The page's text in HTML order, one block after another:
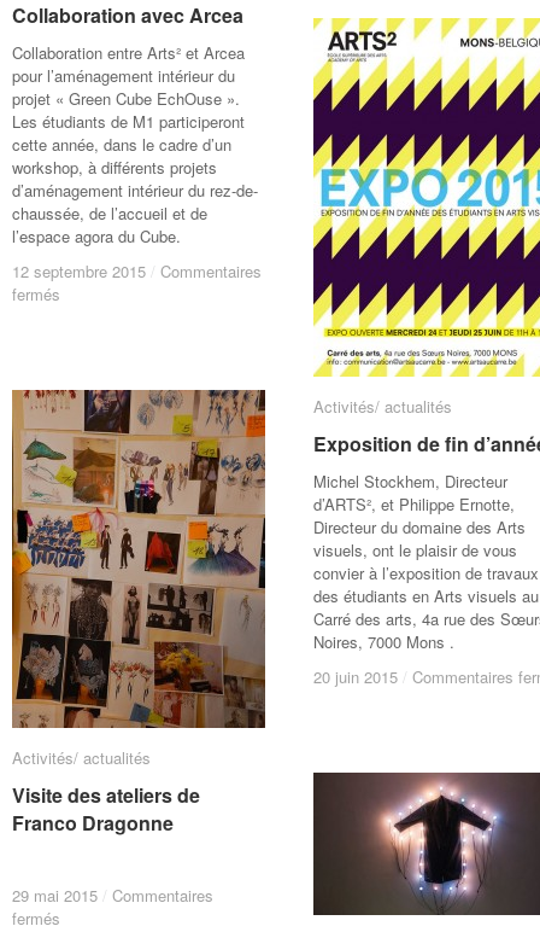
Collaboration avec Arcea
Collaboration entre Arts² et Arcea
pour l’aménagement intérieur du
projet « Green Cube EchOuse ».
Les étudiants de M1 participeront
cette année, dans le cadre d’un
workshop, à différents projets
d’aménagement intérieur du rez-de-
chaussée, de l’accueil et de
l’espace agora du Cube.
12 septembre 2015 / Commentaires
fermés
Collaboration avec Arcea
12 septembre 2015 / Commentaires
fermés
Activités/ actualités
Exposition de fin
Michel Stockhem, Directeur
d’ARTS², et Philippe Ernotte,
Directeur du domaine des Arts
visuels, ont le plaisir de vous
convier à l’exposition de travaux
des étudiants en Arts visuels au
Carré des arts, 4a rue des
Noires, 7000 Mons .
20 juin 2015 / Commentaires
Activités/ actualités
Exposition de fin
20 juin 2015 / Commentaires
Activités/ actualités
Visite des ateliers de
Franco Dragonne
29 mai 2015 / Commentaires
fermés
Activités/ actualités
Visite des ateliers de
Franco Dragonne
29 mai 2015 / Commentaires
fermés